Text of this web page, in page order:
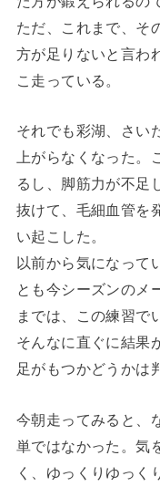
ただ、これまで、そ
方が足りないと言わ
こ走っている。
それでも彩湖、さい
上がらなくなった。
るし、脚筋力が不足
抜けて、毛細血管を
い起こした。
以前から気になって
とも今シーズンのメ
までは、この練習で
そんなに直ぐに結果
足がもつかどうかは
今朝走ってみると、
単ではなかった。気
く、ゆっくりゆっく